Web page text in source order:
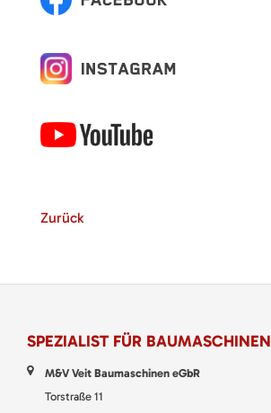
Zurück
SPEZIALIST FÜR BAUMASCHINEN
M&V Veit Baumaschinen eGbR
Torstraße 11